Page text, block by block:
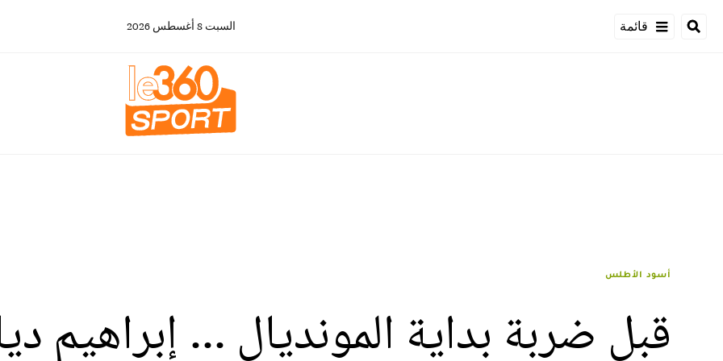
قائمة السبت 8 أغسطس 2026
أسود الأطلس
قبل ضربة بداية المونديال ... إبراهيم